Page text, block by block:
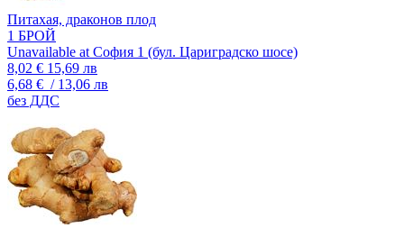
Питахая, драконов плод
1 БРОЙ
Unavailable at София 1 (бул. Цариградско шосе)
8,02 € 15,69 лв
6,68 € / 13,06 лв
без ДДС